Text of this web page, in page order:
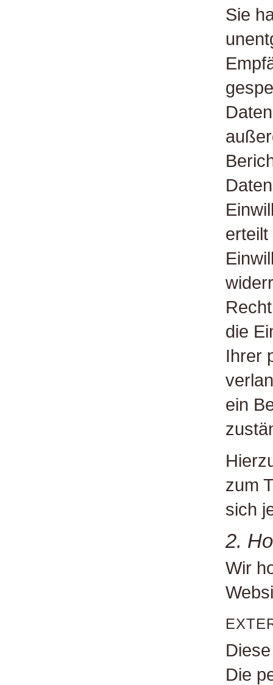
Sie
die
Ihrer
ein
zum
sich
2.
Wir
Die